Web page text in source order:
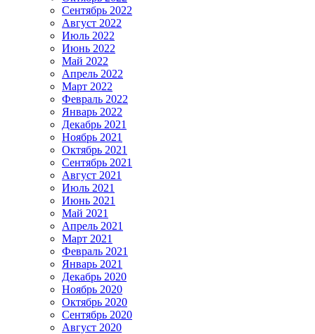
Сентябрь 2022
Август 2022
Июль 2022
Июнь 2022
Май 2022
Апрель 2022
Март 2022
Февраль 2022
Январь 2022
Декабрь 2021
Ноябрь 2021
Октябрь 2021
Сентябрь 2021
Август 2021
Июль 2021
Июнь 2021
Май 2021
Апрель 2021
Март 2021
Февраль 2021
Январь 2021
Декабрь 2020
Ноябрь 2020
Октябрь 2020
Сентябрь 2020
Август 2020